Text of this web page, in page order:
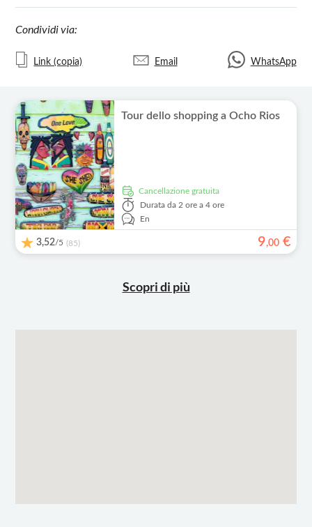
Condividi via:
Link (copia) Email WhatsApp
Tour dello shopping a Ocho Rios
Cancellazione gratuita
Durata da 2 ore a 4 ore
En
3,52/5 (85) 9,00 €
Scopri di più